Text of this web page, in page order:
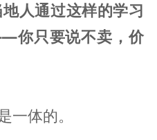
地人通过这样的学习
你只要说不卖，价
一体的。